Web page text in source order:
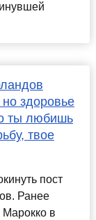
здоровье
ты любишь
твое
пост
Ранее
в